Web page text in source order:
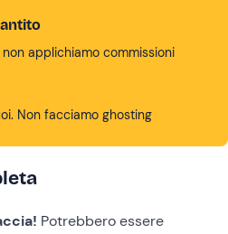
applichiamo commissioni
Non facciamo ghosting
Potrebbero essere